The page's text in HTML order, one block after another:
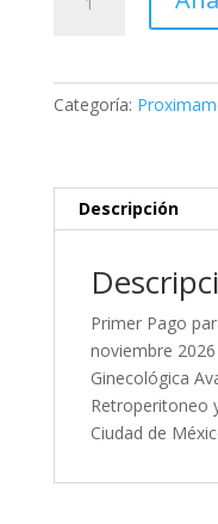
noviembre
Ginecológica
Avanzada:
Retroperitoneo
Cirugía
Endometriosis
de
Categoría:
Descripción
Primer Pago
noviembre
Ginecológica
Retroperitoneo
Ciudad de